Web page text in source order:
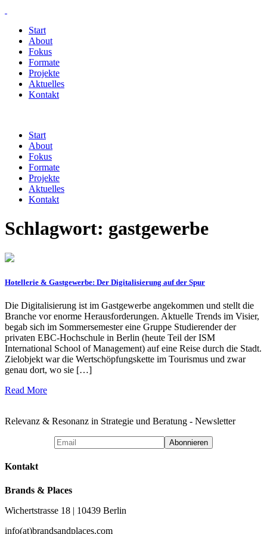
Start
About
Fokus
Formate
Projekte
Aktuelles
Kontakt
Start
About
Fokus
Formate
Projekte
Aktuelles
Kontakt
Schlagwort: gastgewerbe
Hotellerie & Gastgewerbe: Der Digitalisierung auf der Spur
Die Digitalisierung ist im Gastgewerbe angekommen und stellt die
Branche vor enorme Herausforderungen. Aktuelle Trends im Visier,
begab sich im Sommersemester eine Gruppe Studierender der
privaten EBC-Hochschule in Berlin (heute Teil der ISM
International School of Management) auf eine Reise durch die Stadt.
Zielobjekt war die Wertschöpfungskette im Tourismus und zwar
genau dort, wo sie […]
Read More
Relevanz & Resonanz in Strategie und Beratung - Newsletter
Kontakt
Brands & Places
Wichertstrasse 18 | 10439 Berlin
info(at)brandsandplaces.com